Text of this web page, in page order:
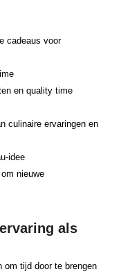
cadeaus voor
en quality time
culinaire ervaringen en
idee
nieuwe
als
om tijd door te brengen